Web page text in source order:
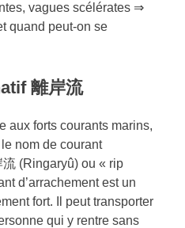
vagues scélérates ⇒
quand peut-on se
離岸流
aux forts courants marins,
nom de courant
流 (Ringaryû) ou « rip
d’arrachement est un
fort. Il peut transporter
qui y rentre sans